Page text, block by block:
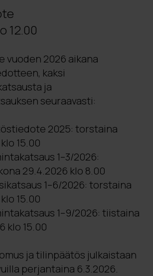
12.00
vuoden 2026 aikana
kaksi
ja
seuraavasti:
2025: torstaina
15.00
1–3/2026:
29.4.2026 klo 8.00
1–6/2026: torstaina
15.00
1–9/2026: tiistaina
klo 15.00
ja tilinpäätös julkaistaan
perjantaina 6.3.2026.